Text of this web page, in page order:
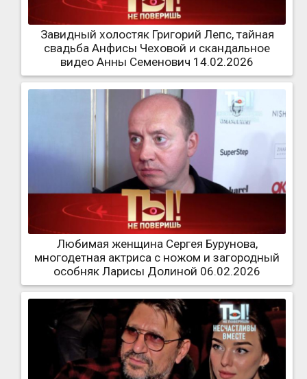
Завидный холостяк Григорий Лепс, тайная
свадьба Анфисы Чеховой и скандальное
видео Анны Семенович 14.02.2026
Любимая женщина Сергея Бурунова,
многодетная актриса с ножом и загородный
особняк Ларисы Долиной 06.02.2026